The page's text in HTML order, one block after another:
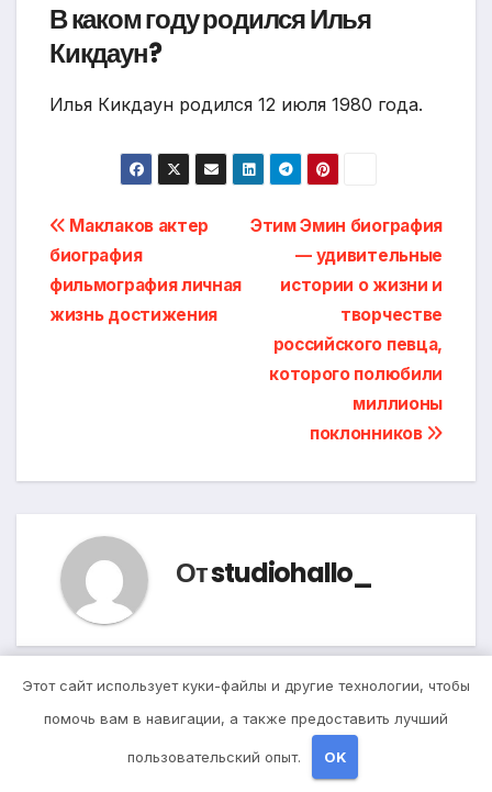
В каком году родился Илья
Кикдаун?
Илья Кикдаун родился 12 июля 1980 года.
Навигация
по
записям
Этим Эмин биография
— удивительные
истории о жизни и
творчестве
российского певца,
которого полюбили
миллионы
поклонников
Маклаков актер
биография
фильмография личная
жизнь достижения
Отstudiohallo_
Похожая запись
Этот сайт использует куки-файлы и другие технологии, чтобы
помочь вам в навигации, а также предоставить лучший
пользовательский опыт. OK